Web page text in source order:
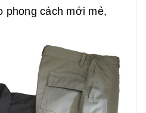
phong cách mới mẻ,